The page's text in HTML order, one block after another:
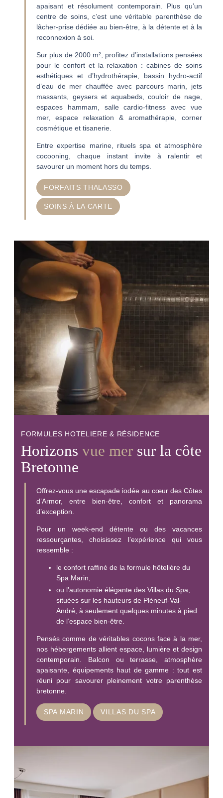
apaisant et résolument contemporain. Plus qu’un
centre de soins, c’est une véritable parenthèse de
lâcher-prise dédiée au bien-être, à la détente et à la
reconnexion à soi.
Sur plus de 2000 m², profitez d’installations pensées
pour le confort et la relaxation : cabines de soins
esthétiques et d’hydrothérapie, bassin hydro-actif
d’eau de mer chauffée avec parcours marin, jets
massants, geysers et aquabeds, couloir de nage,
espaces hammam, salle cardio-fitness avec vue
mer, espace relaxation & aromathérapie, corner
cosmétique et tisanerie.
Entre expertise marine, rituels spa et atmosphère
cocooning, chaque instant invite à ralentir et
savourer un moment hors du temps.
FORFAITS THALASSO
SOINS À LA CARTE
FORMULES HOTELIERE & RÉSIDENCE
Horizons vue mer sur la côte
Bretonne
Offrez-vous une escapade iodée au cœur des Côtes
d’Armor, entre bien-être, confort et panorama
d’exception.
Pour un week-end détente ou des vacances
ressourçantes, choisissez l’expérience qui vous
ressemble :
le confort raffiné de la formule hôtelière du
Spa Marin,
ou l’autonomie élégante des Villas du Spa,
situées sur les hauteurs de Pléneuf-Val-
André, à seulement quelques minutes à pied
de l’espace bien-être.
Pensés comme de véritables cocons face à la mer,
nos hébergements allient espace, lumière et design
contemporain. Balcon ou terrasse, atmosphère
apaisante, équipements haut de gamme : tout est
réuni pour savourer pleinement votre parenthèse
bretonne.
SPA MARIN VILLAS DU SPA